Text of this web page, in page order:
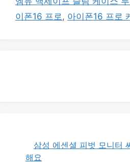
리
이폰16 프로, 아이폰16 프로
삼성 에센셜 피벗 모니터
해요